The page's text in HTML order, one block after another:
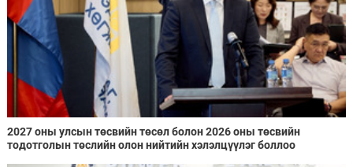
2027 оны улсын төсвийн төсөл болон 2026 оны төсвийн
тодотголын төслийн олон нийтийн хэлэлцүүлэг боллоо